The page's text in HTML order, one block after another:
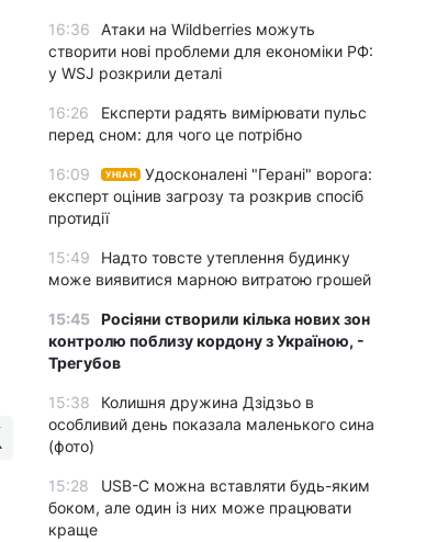
16:36
Атаки на Wildberries можуть
створити нові проблеми для економіки РФ:
у WSJ розкрили деталі
16:26
Експерти радять вимірювати пульс
перед сном: для чого це потрібно
16:09 УНІАН
Удосконалені "Герані" ворога:
експерт оцінив загрозу та розкрив спосіб
протидії
15:49
Надто товсте утеплення будинку
може виявитися марною витратою грошей
15:45 Росіяни створили кілька нових зон
контролю поблизу кордону з Україною, -
Трегубов
15:38
Колишня дружина Дзідзьо в
особливий день показала маленького сина
(фото)
15:28
USB-C можна вставляти будь-яким
боком, але один із них може працювати
краще